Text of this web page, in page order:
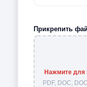
Прикрепить
Нажмите для
PDF, DOC,